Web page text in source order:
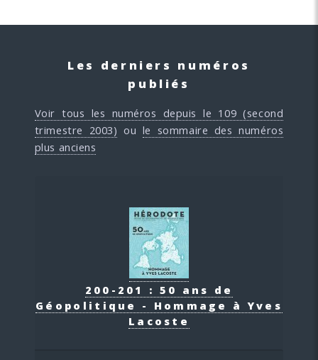
Les derniers numéros
publiés
Voir tous les numéros depuis le 109 (second
trimestre 2003) ou le sommaire des numéros
plus anciens
200-201 : 50 ans de
Géopolitique - Hommage à Yves
Lacoste